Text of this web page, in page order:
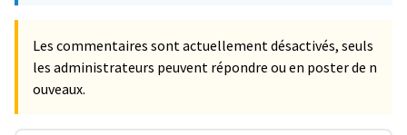
Les commentaires sont actuellement désactivés, seuls
les administrateurs peuvent répondre ou en poster de n
ouveaux.